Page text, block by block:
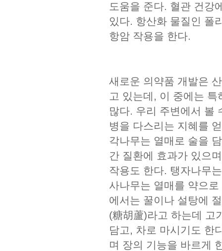
도움을 준다. 혈관 건강
있다. 항산화 물질인 폴
항암 작용을 한다.
새로운 의약품 개발은
고 있는데, 이 중에는
많다. 우리 주변에서 볼
병을 다스리는 지혜를
각나무는 열매로 술을
간 질환에 효과가 있으
작용도 한다. 탱자나무
사나무는 열매를 약으
에서는 꿀이나 설탕에
(糖胡蘆)라고 하는데 고
담고, 차로 마시기도 한
며 장의 기능을 바르게